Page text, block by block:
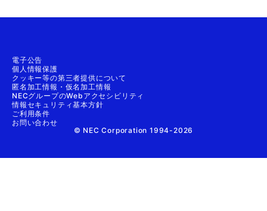
電子公告
個人情報保護
クッキー等の第三者提供について
匿名加工情報・仮名加工情報
NECグループのWebアクセシビリティ
情報セキュリティ基本方針
ご利用条件
お問い合わせ
© NEC Corporation 1994-2026